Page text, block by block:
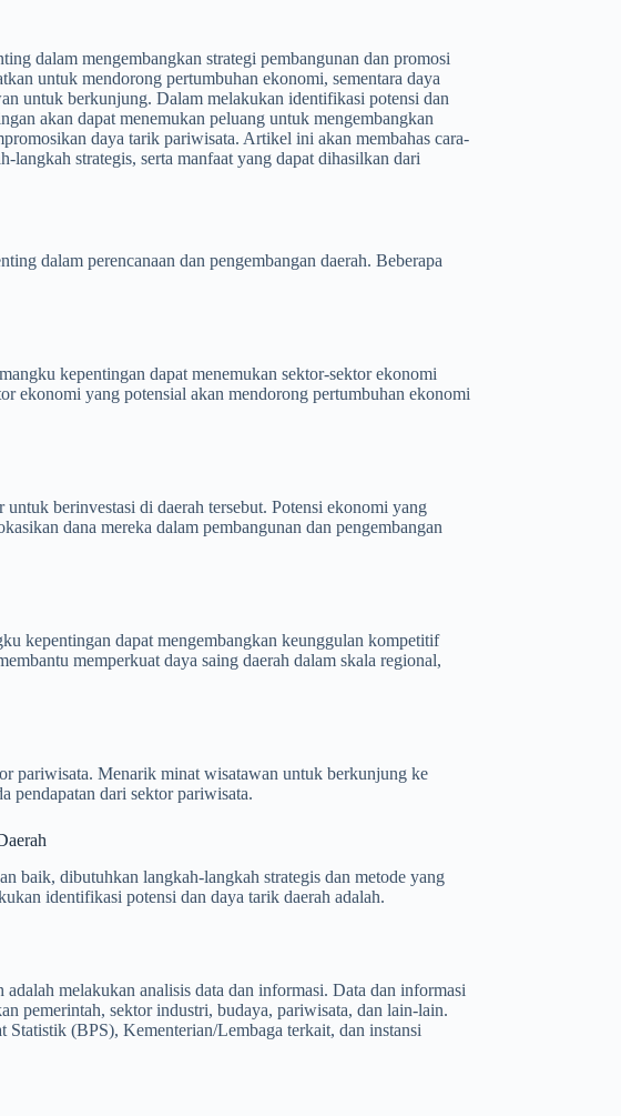
dalam mengembangkan strategi pembangunan dan promosi
untuk mendorong pertumbuhan ekonomi, sementara daya
untuk berkunjung. Dalam melakukan identifikasi potensi dan
akan dapat menemukan peluang untuk mengembangkan
daya tarik pariwisata. Artikel ini akan membahas cara-
strategis, serta manfaat yang dapat dihasilkan dari
dalam perencanaan dan pengembangan daerah. Beberapa
kepentingan dapat menemukan sektor-sektor ekonomi
ekonomi yang potensial akan mendorong pertumbuhan ekonomi
berinvestasi di daerah tersebut. Potensi ekonomi yang
dana mereka dalam pembangunan dan pengembangan
kepentingan dapat mengembangkan keunggulan kompetitif
memperkuat daya saing daerah dalam skala regional,
pariwisata. Menarik minat wisatawan untuk berkunjung ke
pendapatan dari sektor pariwisata.
baik, dibutuhkan langkah-langkah strategis dan metode yang
identifikasi potensi dan daya tarik daerah adalah.
melakukan analisis data dan informasi. Data dan informasi
pemerintah, sektor industri, budaya, pariwisata, dan lain-lain.
Statistik (BPS), Kementerian/Lembaga terkait, dan instansi